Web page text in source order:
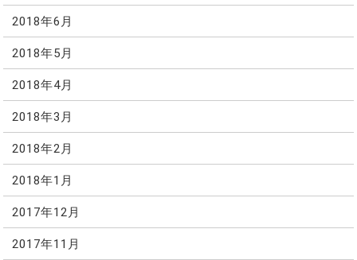
2018年6月
2018年5月
2018年4月
2018年3月
2018年2月
2018年1月
2017年12月
2017年11月